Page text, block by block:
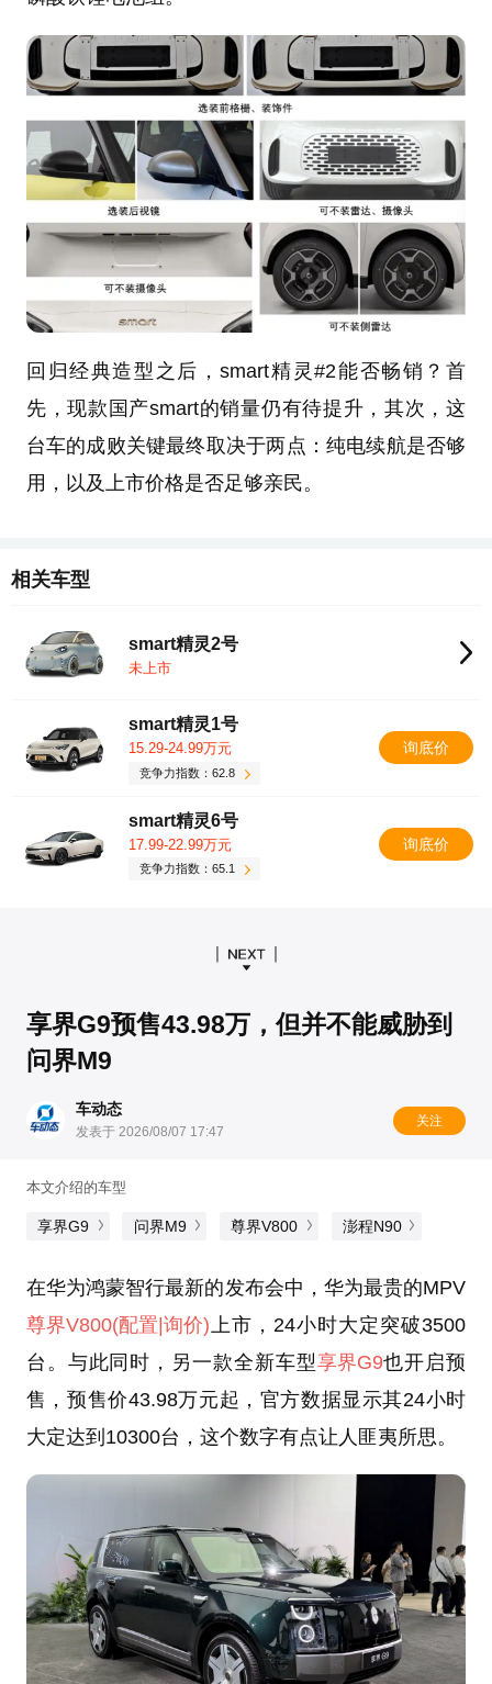
回归经典造型之后，smart精灵#2能否畅销？首
先，现款国产smart的销量仍有待提升，其次，这
台车的成败关键最终取决于两点：纯电续航是否够
用，以及上市价格是否足够亲民。
相关车型
smart精灵2号
未上市
smart精灵1号
15.29-24.99万元
竞争力指数：62.8
询底价
smart精灵6号
17.99-22.99万元
竞争力指数：65.1
询底价
享界G9预售43.98万，但并不能威胁到
问界M9
车动态
发表于 2026/08/07 17:47
关注
本文介绍的车型
享界G9 问界M9 尊界V800 澎程N90
在华为鸿蒙智行最新的发布会中，华为最贵的MPV
尊界V800(配置|询价) 上市，24小时大定突破3500
台。与此同时，另一款全新车型享界G9也开启预
售，预售价43.98万元起，官方数据显示其24小时
大定达到10300台，这个数字有点让人匪夷所思。